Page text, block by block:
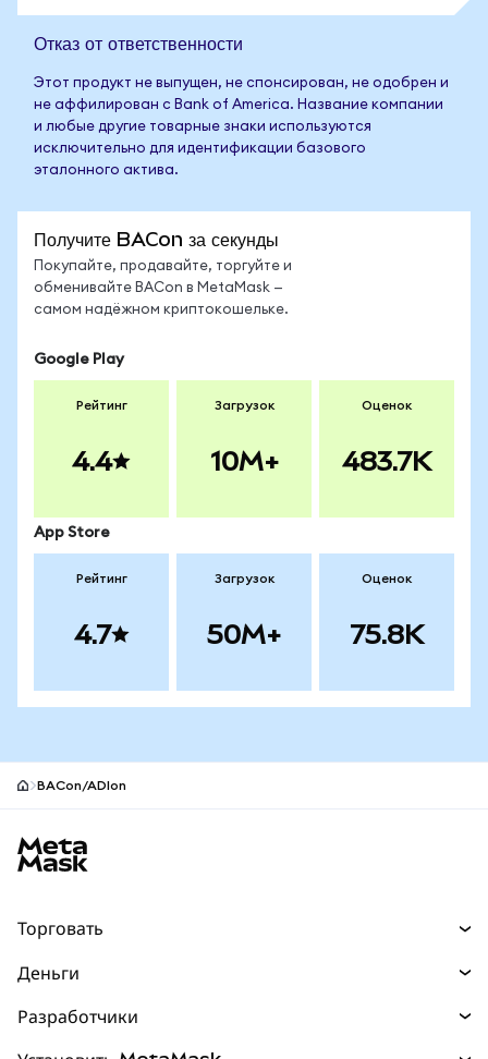
Отказ от ответственности
Этот продукт не выпущен, не спонсирован, не одобрен и
не аффилирован с Bank of America. Название компании
и любые другие товарные знаки используются
исключительно для идентификации базового
эталонного актива.
Получите BACon за секунды
Покупайте, продавайте, торгуйте и
обменивайте BACon в MetaMask —
самом надёжном криптокошельке.
Google Play
Рейтинг
4.4
Загрузок
10M+
Оценок
483.7K
App Store
Рейтинг
4.7
Загрузок
50M+
Оценок
75.8K
BACon/ADIon
Торговать
Прогнозы
Деньги
Разработчики